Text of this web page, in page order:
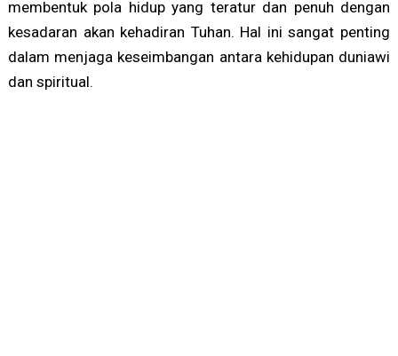
membentuk pola hidup yang teratur dan penuh dengan
kesadaran akan kehadiran Tuhan. Hal ini sangat penting
dalam menjaga keseimbangan antara kehidupan duniawi
dan spiritual.